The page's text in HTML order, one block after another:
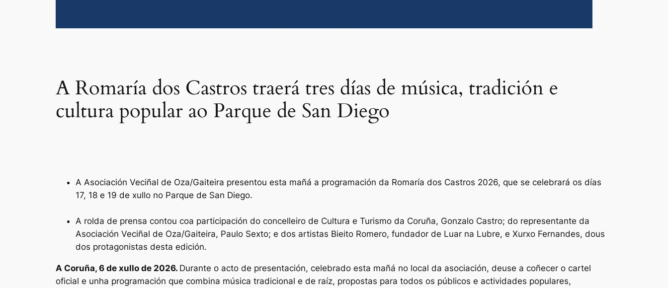
A Romaría dos Castros traerá tres días de música, tradición e
cultura popular ao Parque de San Diego
A Asociación Veciñal de Oza/Gaiteira presentou esta mañá a programación da Romaría dos Castros 2026, que se celebrará os días
17, 18 e 19 de xullo no Parque de San Diego.
A rolda de prensa contou coa participación do concelleiro de Cultura e Turismo da Coruña, Gonzalo Castro; do representante da
Asociación Veciñal de Oza/Gaiteira, Paulo Sexto; e dos artistas Bieito Romero, fundador de Luar na Lubre, e Xurxo Fernandes, dous
dos protagonistas desta edición.
A Coruña, 6 de xullo de 2026. Durante o acto de presentación, celebrado esta mañá no local da asociación, deuse a coñecer o cartel
oficial e unha programación que combina música tradicional e de raíz, propostas para todos os públicos e actividades populares,